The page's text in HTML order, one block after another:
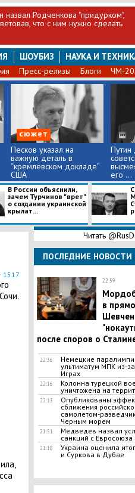
назвал Родченкова "придурком",
что с ним нужно сделать
ШОУБИЗ НАУКА И
Пресс-релизы Блоги ЧМ-
сюжет
Песков указал на
важную деталь в
“кремлевском докладе”
США
Путин
его ...
В России объяснили,
зачем Турчинов "врет"
о создании украинской
крылат...
1517
Читать
ПОСЛЕДНИЕ НОВОСТИ
22:59
в
после споров о
22:36
Немецкие
ультиматум МПК из-
Играх
22:16
Колонна турецкой
уничтожена на
22:13
Опубликованы
сближения
самолетом-
Черным морем
21:51
Медведев назвал
санкций с Евросоюза
21:18
Украина оценила
и Суркова в Дубае